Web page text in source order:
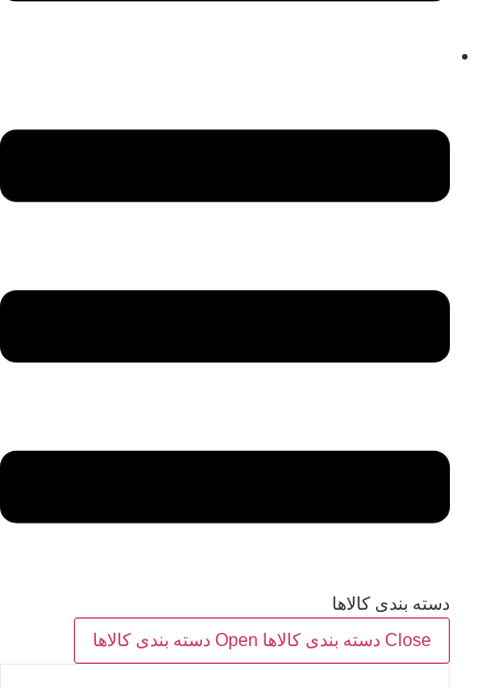
دسته بندی کالاها
Close دسته بندی کالاها
Open دسته بندی کالاها